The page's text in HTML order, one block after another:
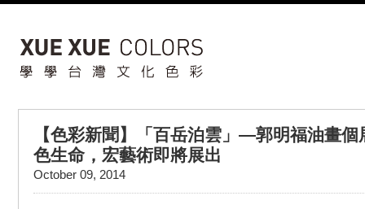
【色彩新聞】「百岳泊雲」—郭明福油畫
色生命，宏藝術即將展出
October 09, 2014